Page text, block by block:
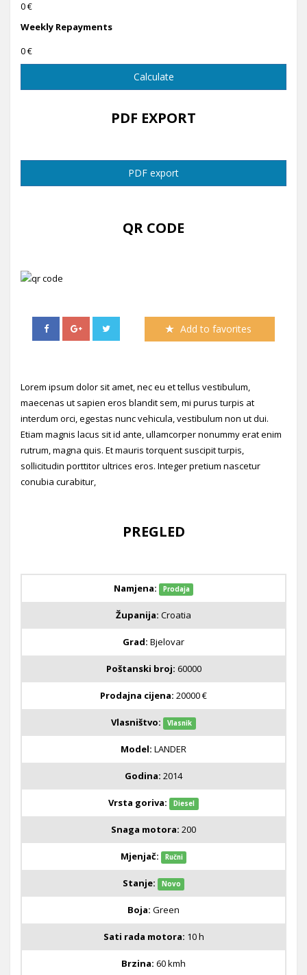
0 €
Weekly Repayments
0 €
Calculate
PDF EXPORT
PDF export
QR CODE
Add to favorites
Lorem ipsum dolor sit amet, nec eu et tellus vestibulum,
maecenas ut sapien eros blandit sem, mi purus turpis at
interdum orci, egestas nunc vehicula, vestibulum non ut dui.
Etiam magnis lacus sit id ante, ullamcorper nonummy erat enim
rutrum, magna quis. Et mauris torquent suscipit turpis,
sollicitudin porttitor ultrices eros. Integer pretium nascetur
conubia curabitur,
PREGLED
Namjena: Prodaja
Županija: Croatia
Grad: Bjelovar
Poštanski broj: 60000
Prodajna cijena: 20000 €
Vlasništvo: Vlasnik
Model: LANDER
Godina: 2014
Vrsta goriva: Diesel
Snaga motora: 200
Mjenjač: Ručni
Stanje: Novo
Boja: Green
Sati rada motora: 10 h
Brzina: 60 kmh